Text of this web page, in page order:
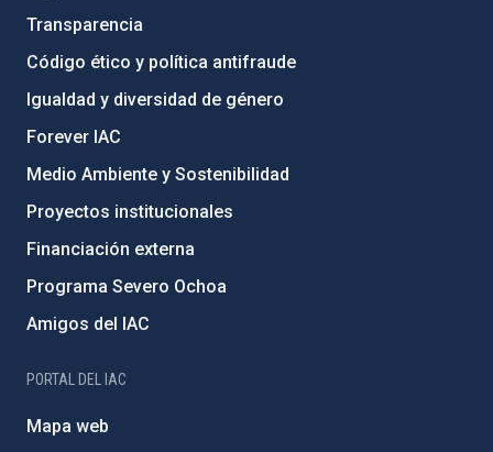
Transparencia
Código ético y política antifraude
Igualdad y diversidad de género
Forever IAC
Medio Ambiente y Sostenibilidad
Proyectos institucionales
Financiación externa
Programa Severo Ochoa
Amigos del IAC
PORTAL DEL IAC
Mapa web